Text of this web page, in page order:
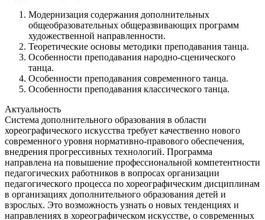
Модернизация содержания дополнительных
общеобразовательных общеразвивающих программ
художественной направленности.
Теоретические основы методики преподавания танца.
Особенности преподавания народно-сценического
танца.
Особенности преподавания современного танца.
Особенности преподавания классического танца.
Актуальность
Система дополнительного образования в области
хореографического искусства требует качественно нового
современного уровня нормативно-правового обеспечения,
внедрения прогрессивных технологий. Программа
направлена на повышение профессиональной компетентности
педагогических работников в вопросах организации
педагогического процесса по хореографическим дисциплинам
в организациях дополнительного образования детей и
взрослых. Это возможность узнать о новых тенденциях и
направлениях в хореографическом искусстве, о современных